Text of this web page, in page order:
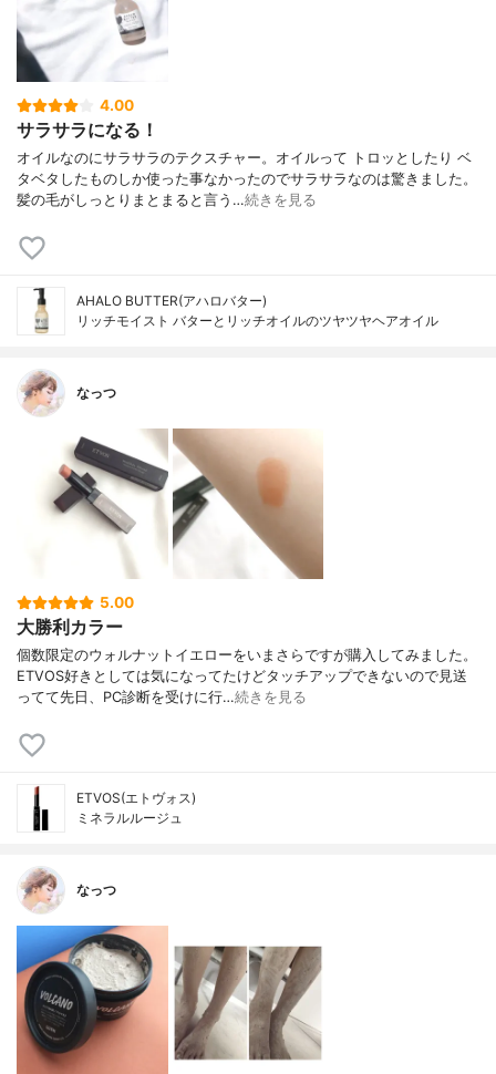
4.00
サラサラになる！
オイルなのにサラサラのテクスチャー。オイルって トロッとしたり ベ
タベタしたものしか使った事なかったのでサラサラなのは驚きました。
髪の毛がしっとりまとまると言う…続きを見る
AHALO BUTTER(アハロバター)
リッチモイスト バターとリッチオイルのツヤツヤヘアオイル
なっつ
5.00
大勝利カラー
個数限定のウォルナットイエローをいまさらですが購入してみました。
ETVOS好きとしては気になってたけどタッチアップできないので見送
ってて先日、PC診断を受けに行…続きを見る
ETVOS(エトヴォス)
ミネラルルージュ
なっつ